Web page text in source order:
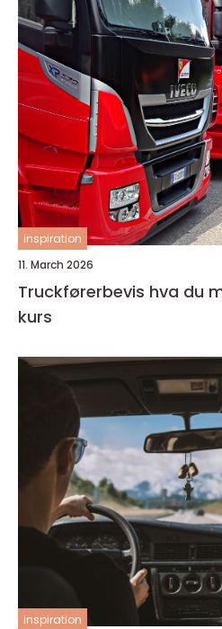
inspiration
11. March 2026
Truckførerbevis hva du må vite før du tar
kurs
inspiration